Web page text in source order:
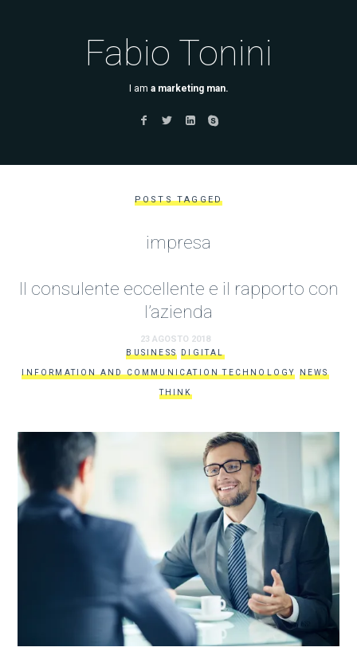
Fabio Tonini
I am a marketing man.
POSTS TAGGED
impresa
Il consulente eccellente e il rapporto con
l’azienda
23 AGOSTO 2018
BUSINESS DIGITAL
INFORMATION AND COMMUNICATION TECHNOLOGY NEWS
THINK